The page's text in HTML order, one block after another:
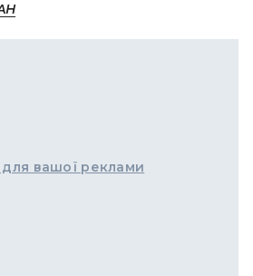
для вашої реклами